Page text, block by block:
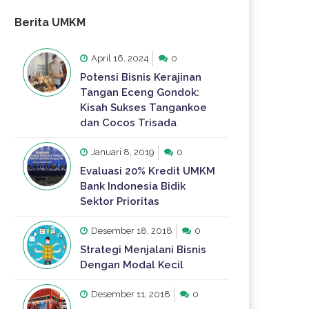
Berita UMKM
April 16, 2024 0
Potensi Bisnis Kerajinan
Tangan Eceng Gondok:
Kisah Sukses Tangankoe
dan Cocos Trisada
Januari 8, 2019 0
Evaluasi 20% Kredit UMKM
Bank Indonesia Bidik
Sektor Prioritas
Desember 18, 2018 0
Strategi Menjalani Bisnis
Dengan Modal Kecil
Desember 11, 2018 0